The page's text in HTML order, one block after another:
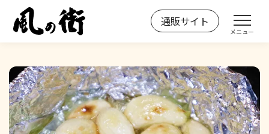
content
風の街
お好み焼きの「風の街」 通販サイト
メニュー